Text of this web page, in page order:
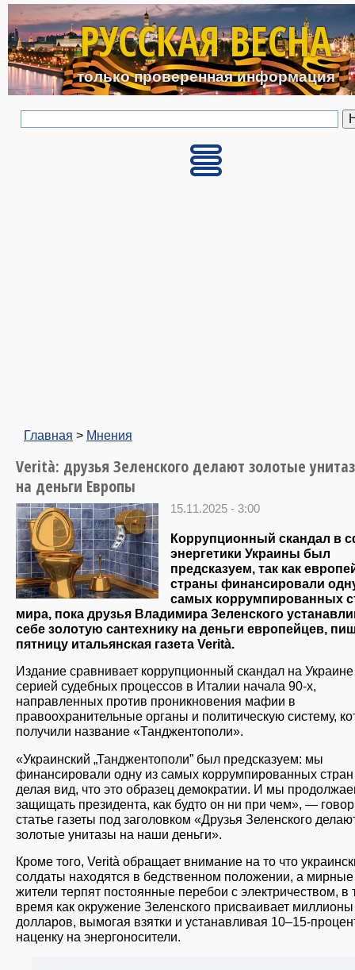
Перейти к основному
РУССКАЯ ВЕСНА
только проверенная информация
Главная > Мнения
Verità: друзья Зеленского делают золотые
на деньги Европы
15.11.2025 - 3:00
Коррупционный скандал в
энергетики Украины был
предсказуем, так как
страны финансировали
самых коррумпированных
мира, пока друзья Владимира Зеленского
себе золотую сантехнику на деньги европейцев,
пятницу итальянская газета Verità.
Издание сравнивает коррупционный скандал на Украине
серией судебных процессов в Италии начала 90-х,
направленных против проникновения мафии в
правоохранительные органы и политическую систему,
получили название «Танджентополи».
«Украинский „Танджентополи” был предсказуем: мы
финансировали одну из самых коррумпированных
делая вид, что это образец демократии. И мы
защищать президента, как будто он ни при чем», —
статье газеты под заголовком «Друзья Зеленского
золотые унитазы на наши деньги».
Кроме того, Verità обращает внимание на то что
солдаты находятся в бедственном положении, а мирные
жители терпят постоянные перебои с электричеством, в
время как окружение Зеленского присваивает миллионы
долларов, вымогая взятки и устанавливая 10–15-
наценку на энергоносители.